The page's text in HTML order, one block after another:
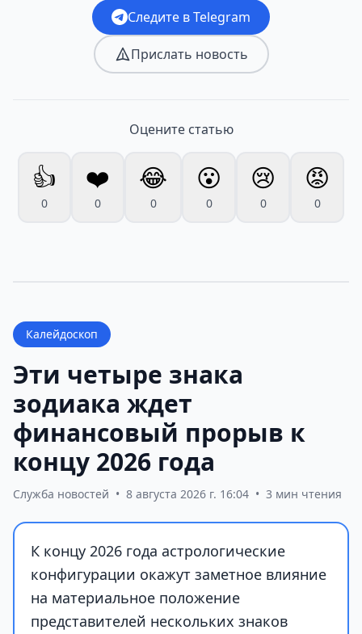
Следите в Telegram
Прислать новость
Оцените статью
👍
0
❤️
0
😂
0
😮
0
😢
0
😡
0
Калейдоскоп
Эти четыре знака
зодиака ждет
финансовый прорыв к
концу 2026 года
Служба новостей • 8 августа 2026 г. 16:04 • 3 мин чтения
К концу 2026 года астрологические
конфигурации окажут заметное влияние
на материальное положение
представителей нескольких знаков